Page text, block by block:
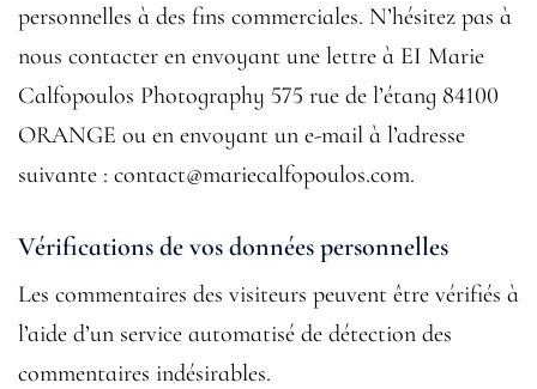
personnelles à des fins commerciales. N’hésitez pas à
nous contacter en envoyant une lettre à EI Marie
Calfopoulos Photography 575 rue de l’étang 84100
ORANGE ou en envoyant un e-mail à l’adresse
suivante : contact@mariecalfopoulos.com.
Vérifications de vos données personnelles
Les commentaires des visiteurs peuvent être vérifiés à
l’aide d’un service automatisé de détection des
commentaires indésirables.